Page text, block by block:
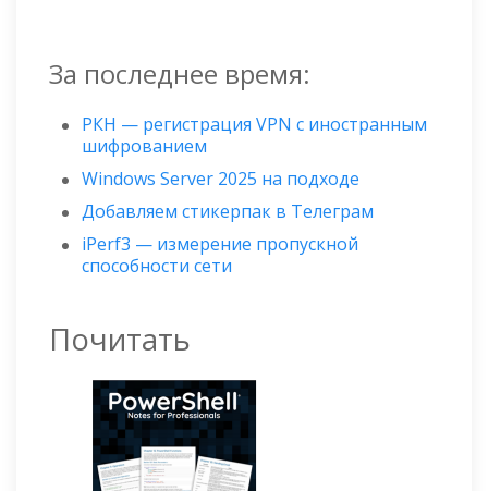
За последнее время:
РКН — регистрация VPN с иностранным
шифрованием
Windows Server 2025 на подходе
Добавляем стикерпак в Телеграм
iPerf3 — измерение пропускной
способности сети
Почитать